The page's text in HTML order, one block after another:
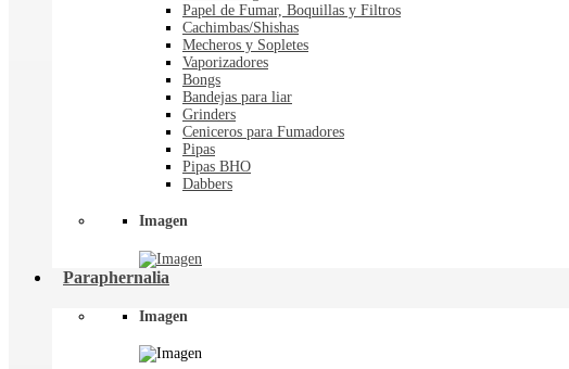
Papel de Fumar, Boquillas y Filtros
Cachimbas/Shishas
Mecheros y Sopletes
Vaporizadores
Bongs
Bandejas para liar
Grinders
Ceniceros para Fumadores
Pipas
Pipas BHO
Dabbers
Imagen
Paraphernalia
Imagen